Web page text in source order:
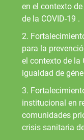
en el contexto
de la COVID-19 .
2.
para la
el contexto de la
igualdad de
3.
institucional en
comunidades
crisis sanitaria